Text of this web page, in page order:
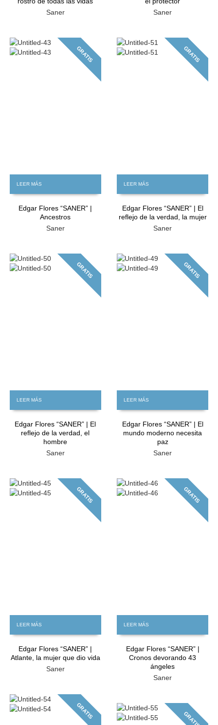
Saner
Saner
GRATIS
LEER MÁS
Edgar Flores “SANER” |
Ancestros
Saner
GRATIS
LEER MÁS
Edgar Flores “SANER” | El
reflejo de la verdad, la mujer
Saner
GRATIS
LEER MÁS
Edgar Flores “SANER” | El
reflejo de la verdad, el
hombre
Saner
GRATIS
LEER MÁS
Edgar Flores “SANER” | El
mundo moderno necesita
paz
Saner
GRATIS
LEER MÁS
Edgar Flores “SANER” |
Atlante, la mujer que dio vida
Saner
GRATIS
LEER MÁS
Edgar Flores “SANER” |
Cronos devorando 43
ángeles
Saner
GRATIS GRATIS